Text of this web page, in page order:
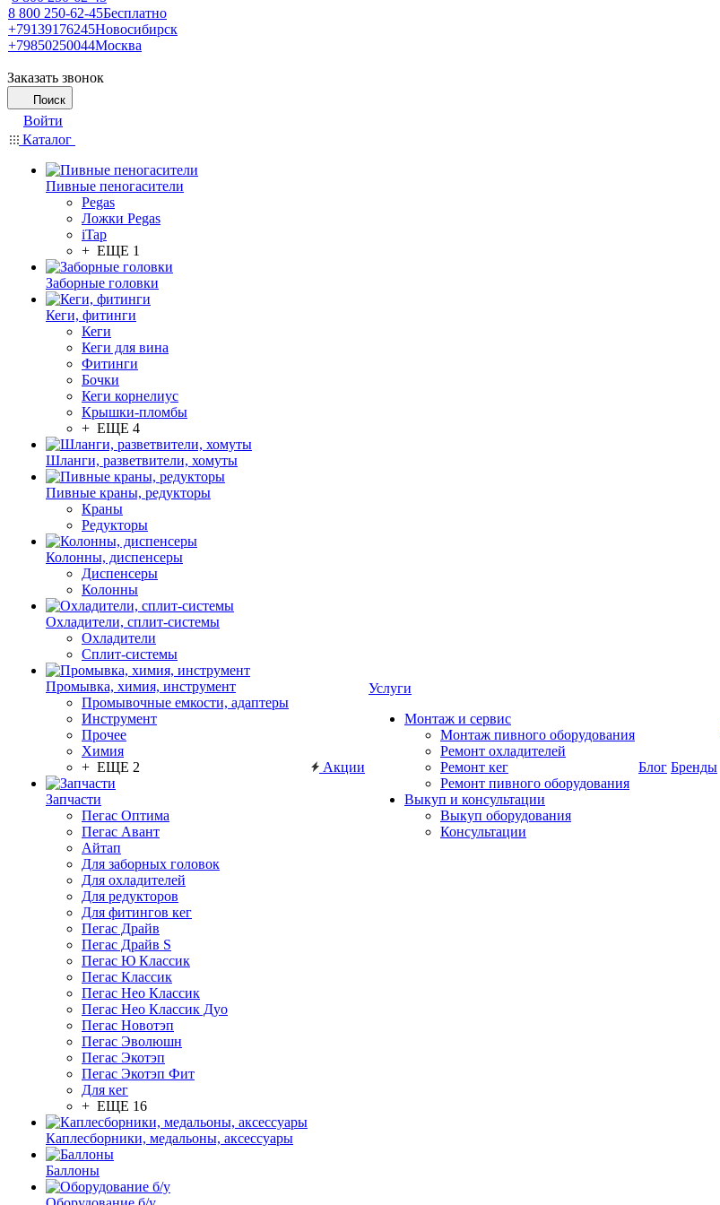
8 800 250-62-45Бесплатно
+79139176245Новосибирск
+79850250044Москва
Заказать звонок
Поиск
Войти
Каталог
Пивные пеногасители
Pegas
Ложки Pegas
iTap
+ ЕЩЕ 1
Заборные головки
Кеги, фитинги
Кеги
Кеги для вина
Фитинги
Бочки
Кеги корнелиус
Крышки-пломбы
+ ЕЩЕ 4
Шланги, разветвители, хомуты
Пивные краны, редукторы
Краны
Редукторы
Колонны, диспенсеры
Диспенсеры
Колонны
Охладители, сплит-системы
Охладители
Сплит-системы
Промывка, химия, инструмент
Промывочные емкости, адаптеры
Инструмент
Прочее
Химия
+ ЕЩЕ 2
Запчасти
Пегас Оптима
Пегас Авант
Айтап
Для заборных головок
Для охладителей
Для редукторов
Для фитингов кег
Пегас Драйв
Пегас Драйв S
Пегас Ю Классик
Пегас Классик
Пегас Нео Классик
Пегас Нео Классик Дуо
Пегас Новотэп
Пегас Эволюшн
Пегас Экотэп
Пегас Экотэп Фит
Для кег
+ ЕЩЕ 16
Каплесборники, медальоны, аксессуары
Баллоны
Акции
Услуги
Монтаж и сервис
Монтаж пивного оборудования
Ремонт охладителей
Ремонт кег
Ремонт пивного оборудования
Выкуп и консультации
Выкуп оборудования
Консультации
Блог Бренды